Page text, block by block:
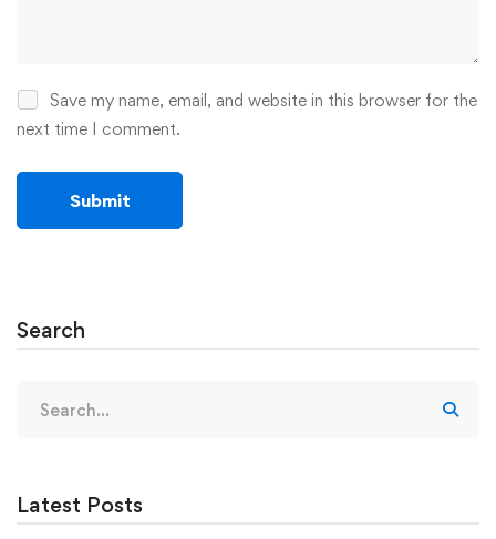
Save my name, email, and website in this browser for the
next time I comment.
Search
for:
Latest Posts